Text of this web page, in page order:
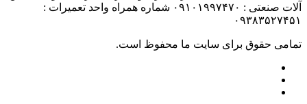
آلات صنعتی : ۰۹۱۰۱۹۹۷۴۷۰ شماره همراه واحد تعمیرات :
۰۹۳۸۳۵۲۷۴۵۱
تمامی حقوق برای سایت ما محفوظ است.